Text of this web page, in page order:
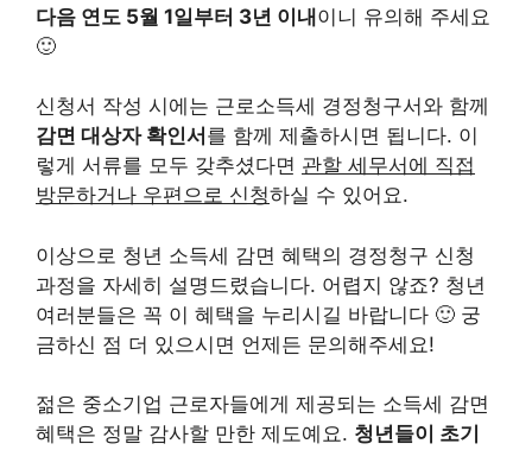
다음 연도 5월 1일부터 3년 이내이니 유의해 주세요
🙂
신청서 작성 시에는 근로소득세 경정청구서와 함께
감면 대상자 확인서 를 함께 제출하시면 됩니다. 이
렇게 서류를 모두 갖추셨다면 관할 세무서에 직접
방문하거나 우편으로 신청하실 수 있어요.
이상으로 청년 소득세 감면 혜택의 경정청구 신청
과정을 자세히 설명드렸습니다. 어렵지 않죠? 청년
여러분들은 꼭 이 혜택을 누리시길 바랍니다 🙂 궁
금하신 점 더 있으시면 언제든 문의해주세요!
젊은 중소기업 근로자들에게 제공되는 소득세 감면
혜택은 정말 감사할 만한 제도예요. 청년들이 초기